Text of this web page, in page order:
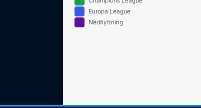
Europa League
Nedflyttning